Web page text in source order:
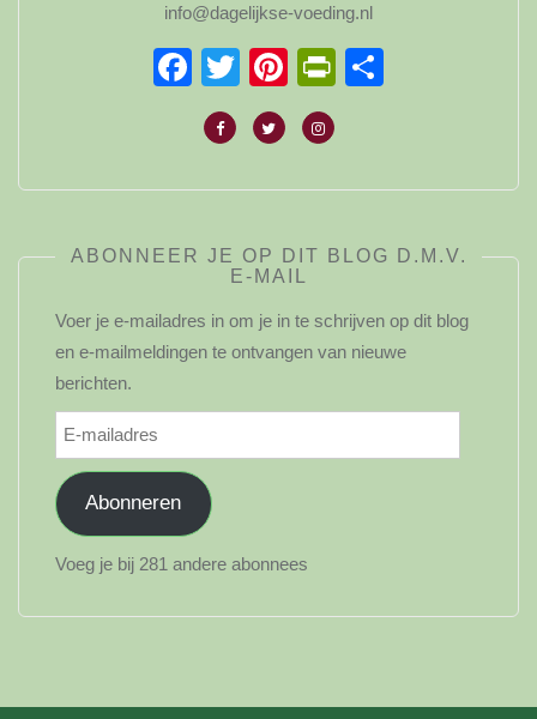
info@dagelijkse-voeding.nl
Facebook
TwitterPinterest
ABONNEER JE OP DIT BLOG D.M.V.
E-MAIL
Voer je e-mailadres in om je in te schrijven op dit blog
en e-mailmeldingen te ontvangen van nieuwe
berichten.
E-
mailadres
Abonneren
Voeg je bij 281 andere abonnees